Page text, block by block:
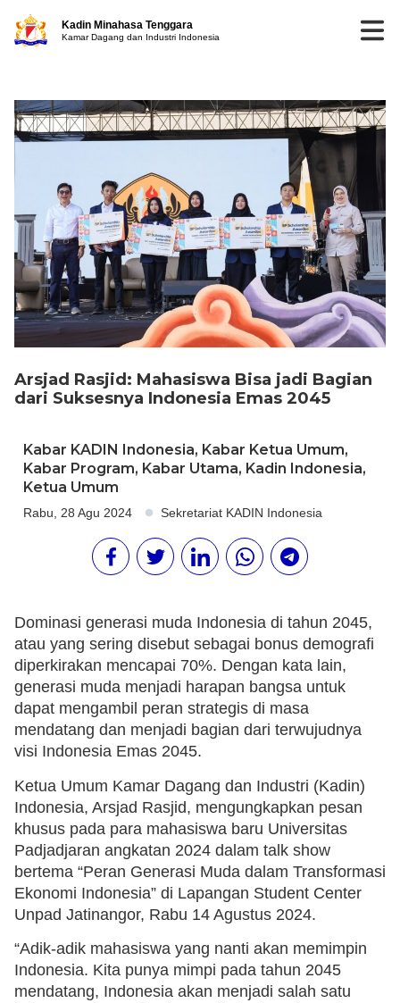
Kadin Minahasa Tenggara
Kamar Dagang dan Industri Indonesia
Arsjad Rasjid: Mahasiswa Bisa jadi Bagian
dari Suksesnya Indonesia Emas 2045
Kabar KADIN Indonesia, Kabar Ketua Umum,
Kabar Program, Kabar Utama, Kadin Indonesia,
Ketua Umum
Rabu, 28 Agu 2024 Sekretariat KADIN Indonesia
Dominasi generasi muda Indonesia di tahun 2045,
atau yang sering disebut sebagai bonus demografi
diperkirakan mencapai 70%. Dengan kata lain,
generasi muda menjadi harapan bangsa untuk
dapat mengambil peran strategis di masa
mendatang dan menjadi bagian dari terwujudnya
visi Indonesia Emas 2045.
Ketua Umum Kamar Dagang dan Industri (Kadin)
Indonesia, Arsjad Rasjid, mengungkapkan pesan
khusus pada para mahasiswa baru Universitas
Padjadjaran angkatan 2024 dalam talk show
bertema “Peran Generasi Muda dalam Transformasi
Ekonomi Indonesia” di Lapangan Student Center
Unpad Jatinangor, Rabu 14 Agustus 2024.
“Adik-adik mahasiswa yang nanti akan memimpin
Indonesia. Kita punya mimpi pada tahun 2045
mendatang, Indonesia akan menjadi salah satu